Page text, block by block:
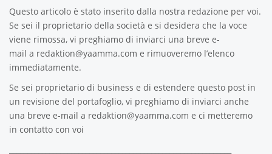
Questo articolo è stato inserito dalla nostra redazione per voi.
Se sei il proprietario della società e si desidera che la voce
viene rimossa, vi preghiamo di inviarci una breve e-
mail a redaktion@yaamma.com e rimuoveremo l’elenco
immediatamente.
Se sei proprietario di business e di estendere questo post in
un revisione del portafoglio, vi preghiamo di inviarci anche
una breve e-mail a redaktion@yaamma.com e ci metteremo
in contatto con voi